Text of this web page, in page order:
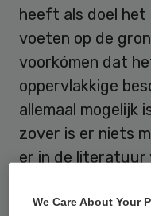
heeft als doel het
voeten op de
voorkómen dat
oppervlakkige
allemaal mogelijk
zover is er niets
er in de literatuur
adjectieven uit te
We Care About Your